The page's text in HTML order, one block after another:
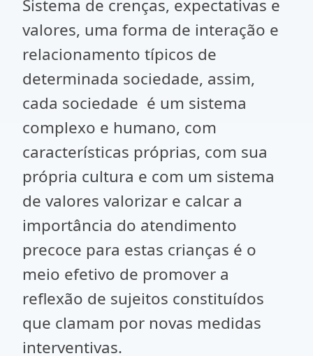
Sistema de crenças, expectativas e
valores, uma forma de interação e
relacionamento típicos de
determinada sociedade, assim,
cada sociedade é um sistema
complexo e humano, com
características próprias, com sua
própria cultura e com um sistema
de valores valorizar e calcar a
importância do atendimento
precoce para estas crianças é o
meio efetivo de promover a
reflexão de sujeitos constituídos
que clamam por novas medidas
interventivas.